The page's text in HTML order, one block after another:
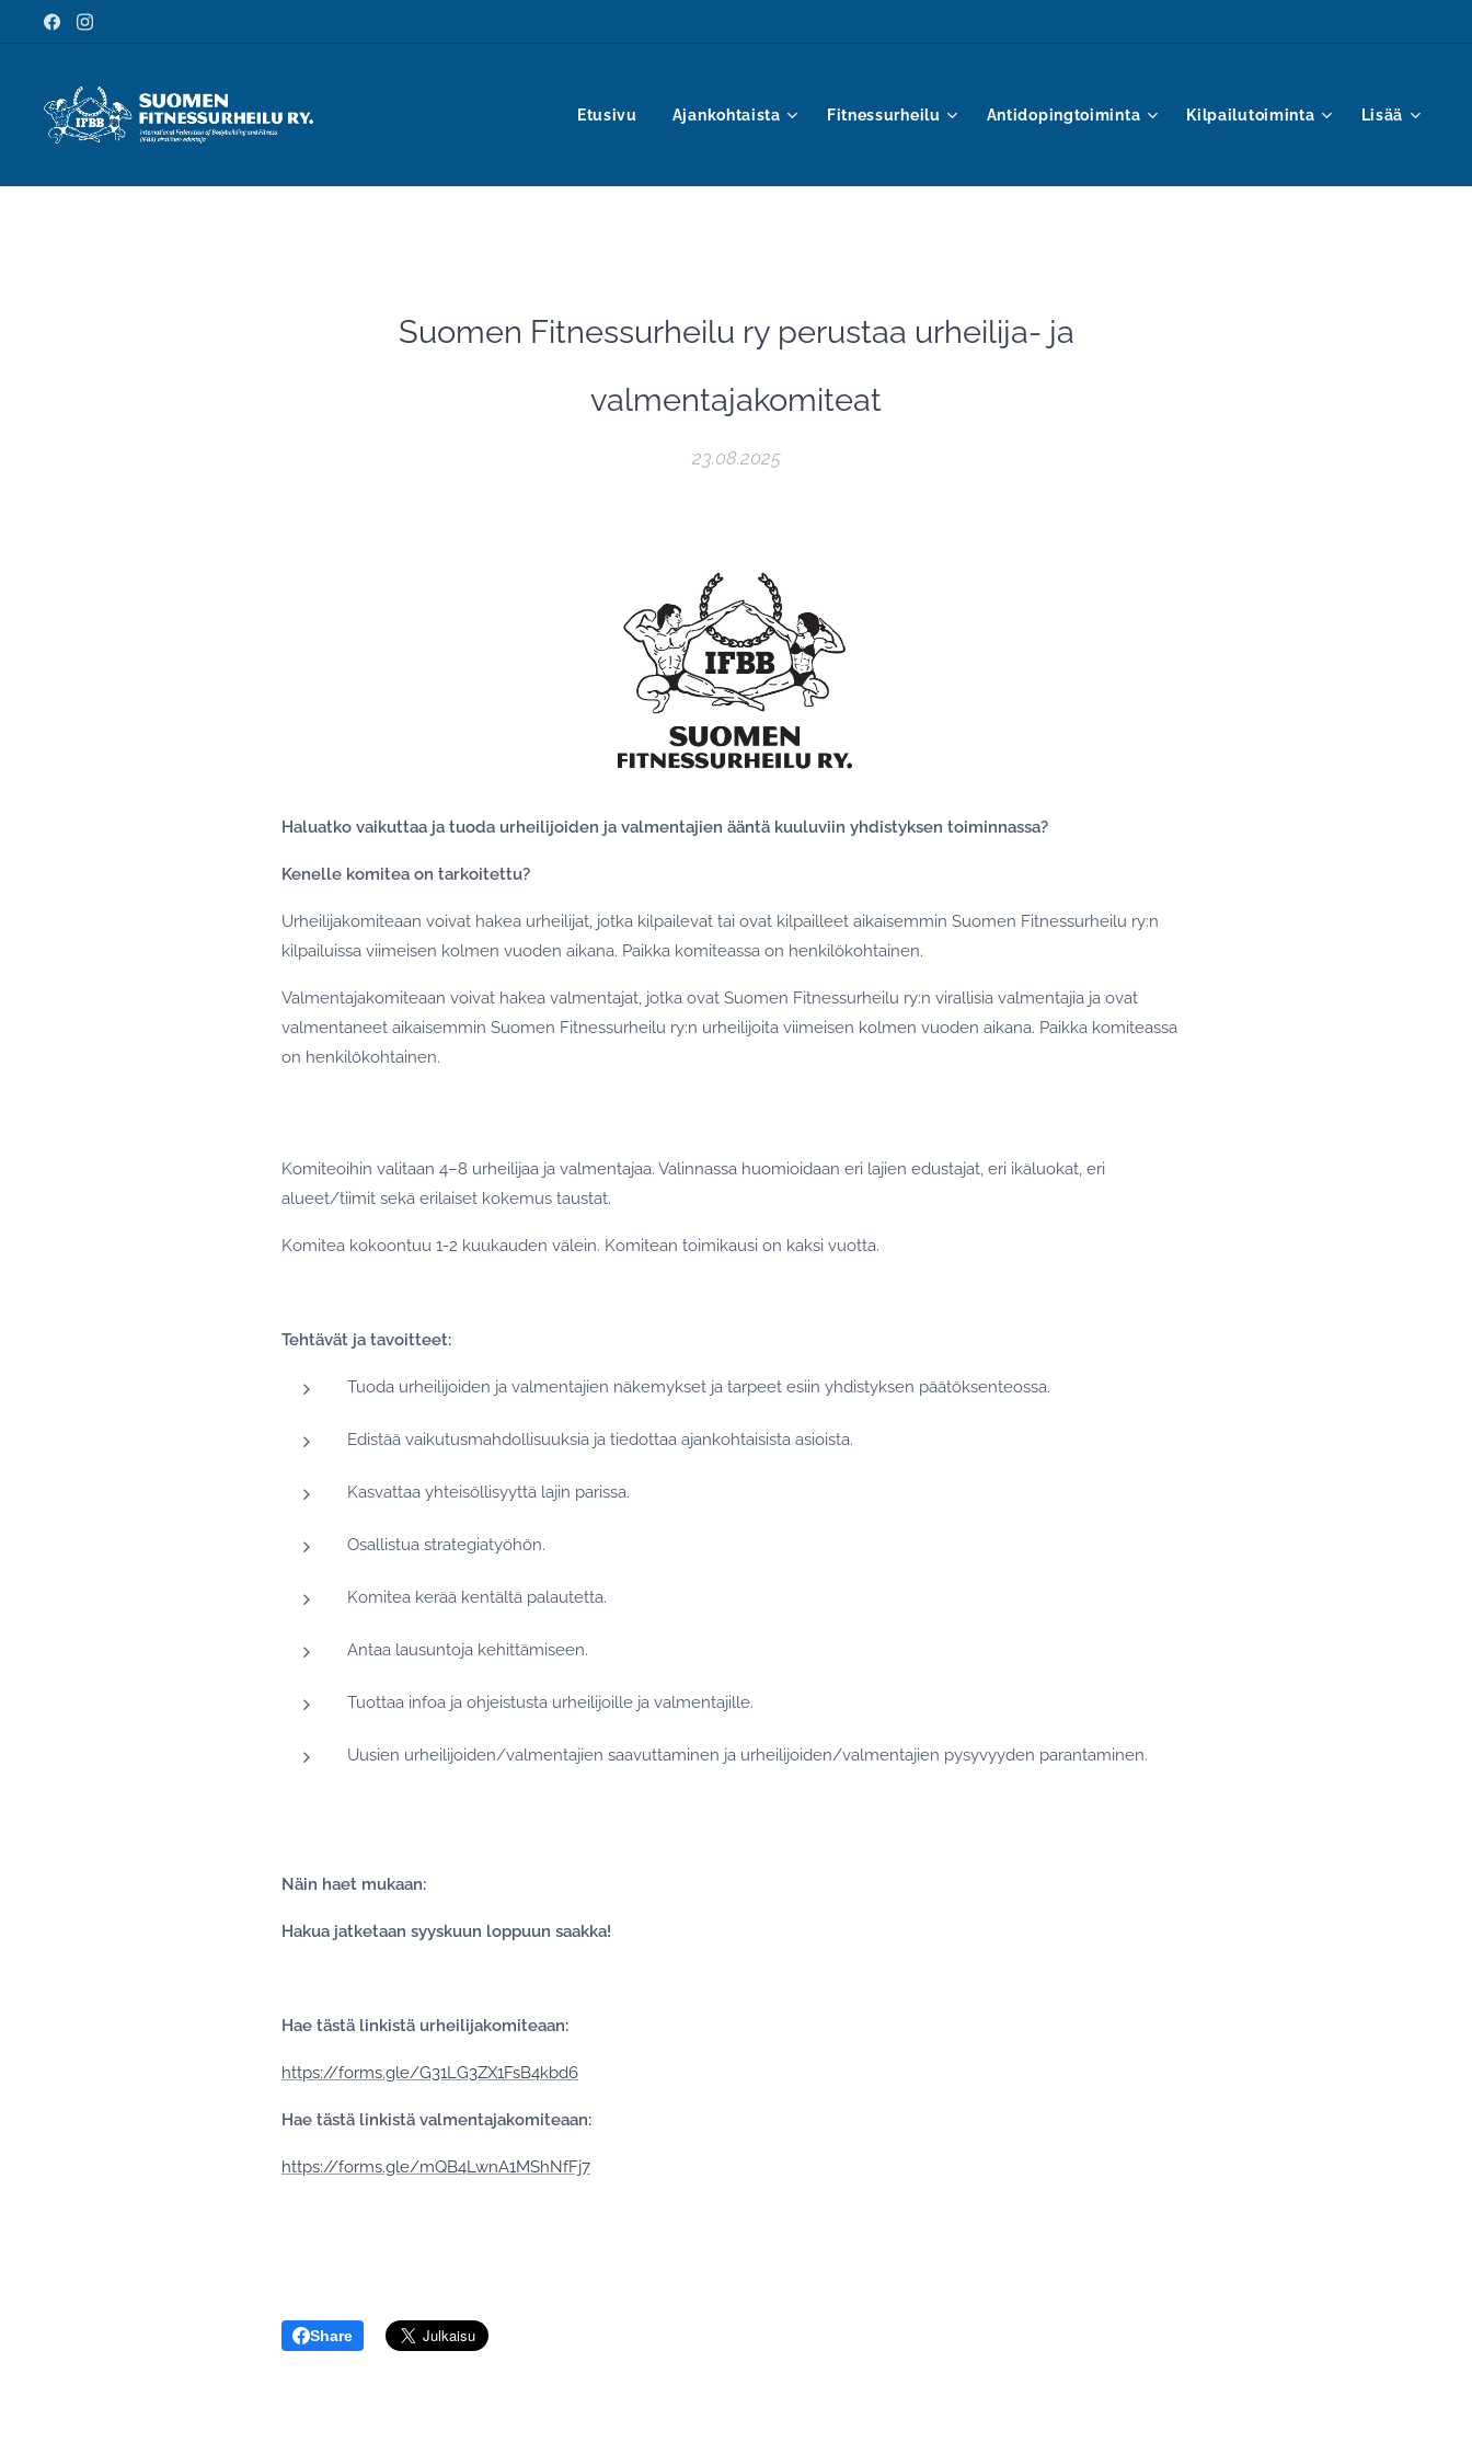
Etusivu Ajankohtaista Fitnessurheilu Antidopingtoiminta Kilpailutoiminta Lisää
Suomen Fitnessurheilu ry perustaa urheilija- ja
valmentajakomiteat
23.08.2025
Haluatko vaikuttaa ja tuoda urheilijoiden ja valmentajien ääntä kuuluviin yhdistyksen toiminnassa?
Kenelle komitea on tarkoitettu?
Urheilijakomiteaan voivat hakea urheilijat, jotka kilpailevat tai ovat kilpailleet aikaisemmin Suomen Fitnessurheilu ry:n
kilpailuissa viimeisen kolmen vuoden aikana. Paikka komiteassa on henkilökohtainen.
Valmentajakomiteaan voivat hakea valmentajat, jotka ovat Suomen Fitnessurheilu ry:n virallisia valmentajia ja ovat
valmentaneet aikaisemmin Suomen Fitnessurheilu ry:n urheilijoita viimeisen kolmen vuoden aikana. Paikka komiteassa
on henkilökohtainen.
Komiteoihin valitaan 4–8 urheilijaa ja valmentajaa. Valinnassa huomioidaan eri lajien edustajat, eri ikäluokat, eri
alueet/tiimit sekä erilaiset kokemus taustat.
Komitea kokoontuu 1-2 kuukauden välein. Komitean toimikausi on kaksi vuotta.
Tehtävät ja tavoitteet:
Tuoda urheilijoiden ja valmentajien näkemykset ja tarpeet esiin yhdistyksen päätöksenteossa.
Edistää vaikutusmahdollisuuksia ja tiedottaa ajankohtaisista asioista.
Kasvattaa yhteisöllisyyttä lajin parissa.
Osallistua strategiatyöhön.
Komitea kerää kentältä palautetta.
Antaa lausuntoja kehittämiseen.
Tuottaa infoa ja ohjeistusta urheilijoille ja valmentajille.
Uusien urheilijoiden/valmentajien saavuttaminen ja urheilijoiden/valmentajien pysyvyyden parantaminen.
Näin haet mukaan:
Hakua jatketaan syyskuun loppuun saakka!
Hae tästä linkistä urheilijakomiteaan:
https://forms.gle/G31LG3ZX1FsB4kbd6
Hae tästä linkistä valmentajakomiteaan:
https://forms.gle/mQB4LwnA1MShNfFj7
Share